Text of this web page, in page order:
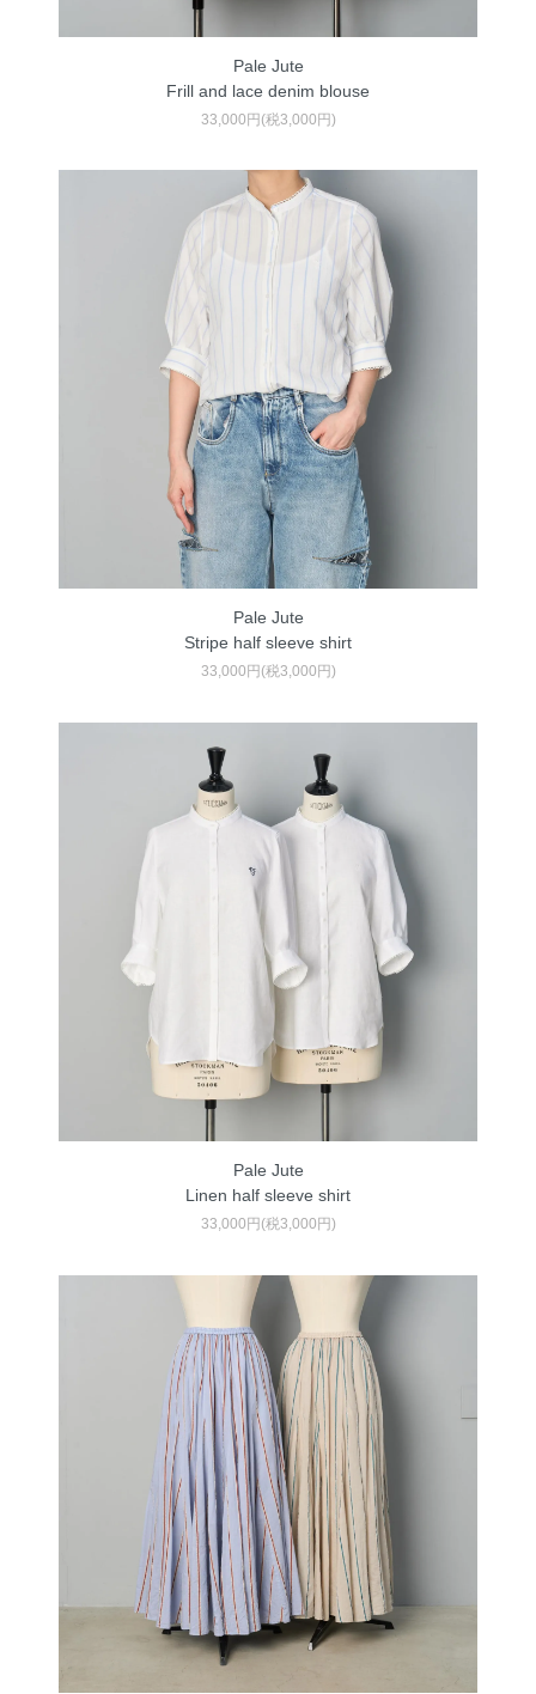
Pale Jute
Frill and lace denim blouse
33,000円(税3,000円)
Pale Jute
Stripe half sleeve shirt
33,000円(税3,000円)
Pale Jute
Linen half sleeve shirt
33,000円(税3,000円)